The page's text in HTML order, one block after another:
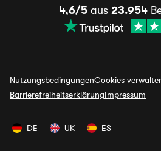
4,6/5 aus 23.954
NutzungsbedingungenCookies
BarrierefreiheitserklärungImpressum
DE UK ES